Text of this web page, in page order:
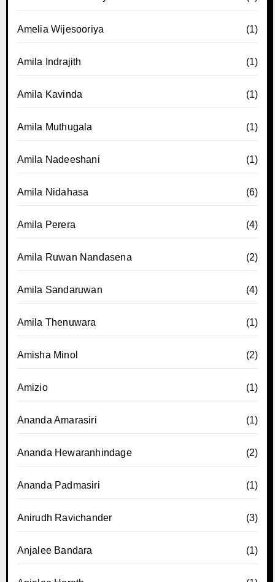
Amelia Wijesooriya (1)
Amila Indrajith (1)
Amila Kavinda (1)
Amila Muthugala (1)
Amila Nadeeshani (1)
Amila Nidahasa (6)
Amila Perera (4)
Amila Ruwan Nandasena (2)
Amila Sandaruwan (4)
Amila Thenuwara (1)
Amisha Minol (2)
Amizio (1)
Ananda Amarasiri (1)
Ananda Hewaranhindage (2)
Ananda Padmasiri (1)
Anirudh Ravichander (3)
Anjalee Bandara (1)